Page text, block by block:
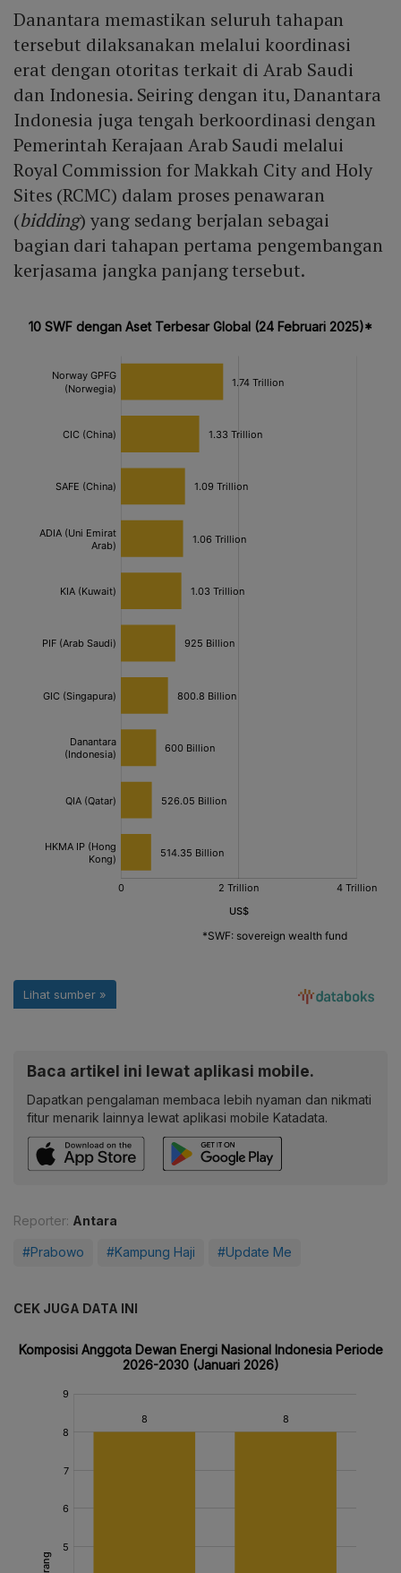
Danantara memastikan seluruh tahapan
tersebut dilaksanakan melalui koordinasi
erat dengan otoritas terkait di Arab Saudi
dan Indonesia. Seiring dengan itu, Danantara
Indonesia juga tengah berkoordinasi dengan
Pemerintah Kerajaan Arab Saudi melalui
Royal Commission for Makkah City and Holy
Sites (RCMC) dalam proses penawaran
(bidding) yang sedang berjalan sebagai
bagian dari tahapan pertama pengembangan
kerjasama jangka panjang tersebut.
Baca artikel ini lewat aplikasi mobile.
Dapatkan pengalaman membaca lebih nyaman dan nikmati
fitur menarik lainnya lewat aplikasi mobile Katadata.
Reporter: Antara
#Prabowo #Kampung Haji #Update Me
CEK JUGA DATA INI